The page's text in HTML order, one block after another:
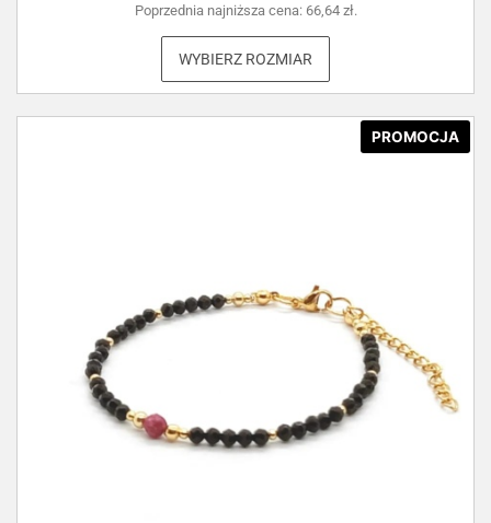
Poprzednia najniższa cena: 66,64 zł.
WYBIERZ ROZMIAR
PROMOCJA